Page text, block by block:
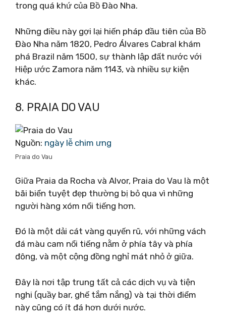
trong quá khứ của Bồ Đào Nha.
Những điều này gợi lại hiến pháp đầu tiên của Bồ
Đào Nha năm 1820, Pedro Álvares Cabral khám
phá Brazil năm 1500, sự thành lập đất nước với
Hiệp ước Zamora năm 1143, và nhiều sự kiện
khác.
8. PRAIA DO VAU
Nguồn: ngày lễ chim ưng
Praia do Vau
Giữa Praia da Rocha và Alvor, Praia do Vau là một
bãi biển tuyệt đẹp thường bị bỏ qua vì những
người hàng xóm nổi tiếng hơn.
Đó là một dải cát vàng quyến rũ, với những vách
đá màu cam nổi tiếng nằm ở phía tây và phía
đông, và một cộng đồng nghỉ mát nhỏ ở giữa.
Đây là nơi tập trung tất cả các dịch vụ và tiện
nghi (quầy bar, ghế tắm nắng) và tại thời điểm
này cũng có ít đá hơn dưới nước.